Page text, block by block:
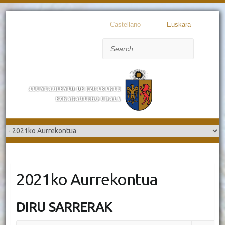
Castellano Euskara
2021ko Aurrekontua
DIRU SARRERAK